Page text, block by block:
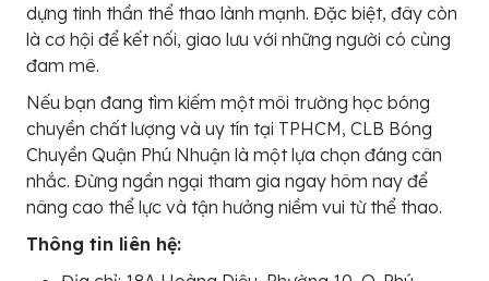
dựng tinh thần thể thao lành mạnh. Đặc biệt, đây còn
là cơ hội để kết nối, giao lưu với những người có cùng
đam mê.
Nếu bạn đang tìm kiếm một môi trường học bóng
chuyền chất lượng và uy tín tại TPHCM, CLB Bóng
Chuyền Quận Phú Nhuận là một lựa chọn đáng cân
nhắc. Đừng ngần ngại tham gia ngay hôm nay để
nâng cao thể lực và tận hưởng niềm vui từ thể thao.
Thông tin liên hệ: